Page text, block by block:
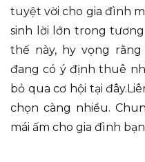
tuyệt vời cho gia đình
sinh lời lớn trong
thế này, hy vọng
đang có ý định thuê
bỏ qua cơ hội tại
chọn càng nhiều.
mái ấm cho gia đình